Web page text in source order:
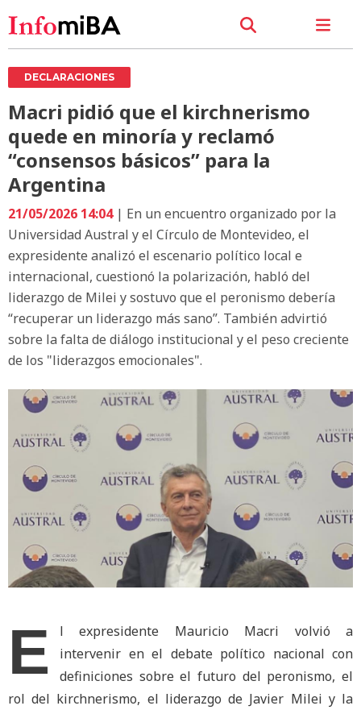
DECLARACIONES
Macri pidió que el kirchnerismo
quede en minoría y reclamó
“consensos básicos” para la
Argentina
21/05/2026 14:04| En un encuentro organizado por la
Universidad Austral y el Círculo de Montevideo, el
expresidente analizó el escenario político local e
internacional, cuestionó la polarización, habló del
liderazgo de Milei y sostuvo que el peronismo debería
“recuperar un liderazgo más sano”. También advirtió
sobre la falta de diálogo institucional y el peso creciente
de los "liderazgos emocionales".
E
l expresidente Mauricio Macri volvió a
intervenir en el debate político nacional con
definiciones sobre el futuro del peronismo, el
rol del kirchnerismo, el liderazgo de Javier Milei y la